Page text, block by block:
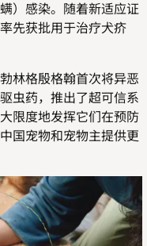
）感染。随着新适应证
先获批用于治疗犬疥
林格殷格翰首次将异恶
虫药，推出了超可信系
限度地发挥它们在预防
国宠物和宠物主提供更